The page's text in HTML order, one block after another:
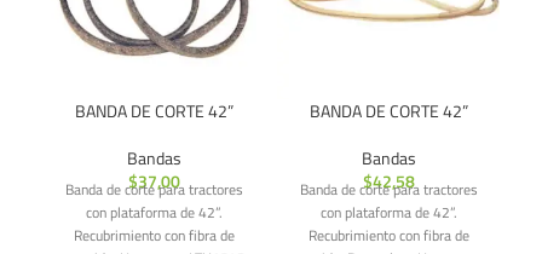
BANDA DE CORTE 42”
Bandas
$37,00
Banda de corte para tractores
con plataforma de 42”.
Recubrimiento con fibra de
BANDA DE CORTE 42”
Bandas
$42,58
Banda de corte para tractores
con plataforma de 42”.
Recubrimiento con fibra de